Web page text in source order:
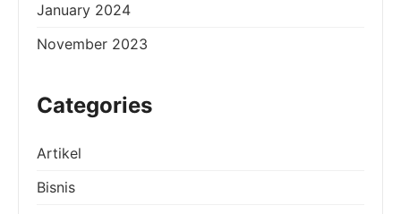
January 2024
November 2023
Categories
Artikel
Bisnis